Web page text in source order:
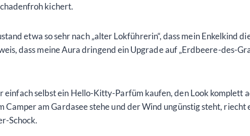
kichert.
etwa so sehr nach „alter Lokführerin“, dass mein Enkelkind
dass meine Aura dringend ein Upgrade auf „Erdbeere-des-
einfach selbst ein Hello-Kitty-Parfüm kaufen, den Look komplett
am Gardasee stehe und der Wind ungünstig steht, riecht
Schock.